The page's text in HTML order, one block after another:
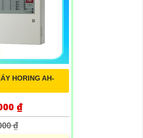
HORING AH-
₫
₫